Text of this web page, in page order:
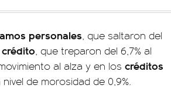
personales, que saltaron del
, que treparon del 6,7% al
al alza y en los créditos
de morosidad de 0,9%.